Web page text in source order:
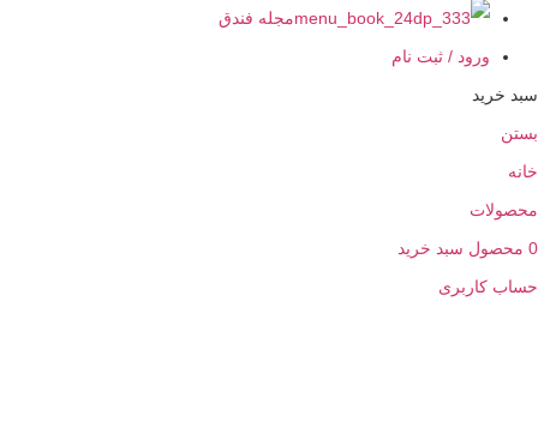
مجله فندق
ورود / ثبت نام
سبد خرید